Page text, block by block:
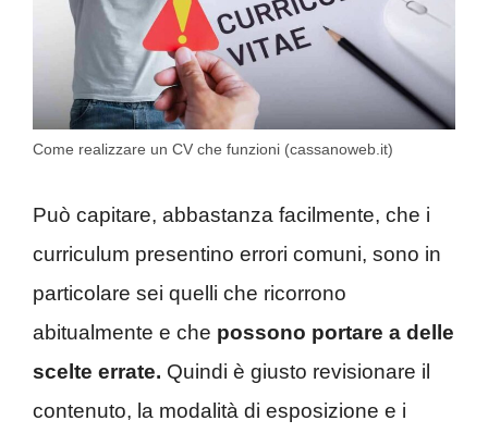
Come realizzare un CV che funzioni (cassanoweb.it)
Può capitare, abbastanza facilmente, che i
curriculum presentino errori comuni, sono in
particolare sei quelli che ricorrono
abitualmente e che possono portare a delle
scelte errate. Quindi è giusto revisionare il
contenuto, la modalità di esposizione e i